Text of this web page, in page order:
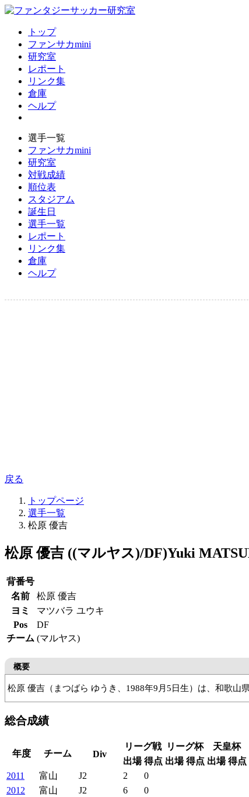
トップ
ファンサカmini
研究室
レポート
リンク集
倉庫
ヘルプ
選手一覧
ファンサカmini
研究室
対戦成績
順位表
スタジアム
誕生日
選手一覧
レポート
リンク集
倉庫
ヘルプ
戻る
トップページ
選手一覧
松原 優吉
松原 優吉 ((マルヤス)/DF)Yuki
背番号
名前
松原 優吉
ヨミ
マツバラ ユウキ
Pos
DF
チーム (マルヤス)
概要
松原 優吉（まつばら ゆうき、1988年9月5日生）は、和歌山
総合成績
年度 チーム Div
リーグ戦 リーグ杯 天皇杯
出場 得点 出場 得点 出場 得点
2011
富山 J2 2 0
2012
富山 J2 6 0